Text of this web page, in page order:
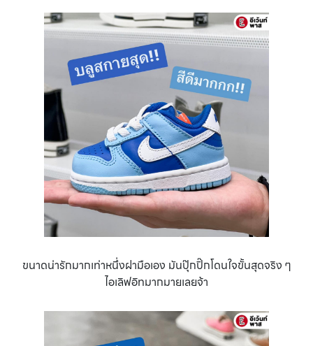
ขนาดน่ารักมากเท่าหนึ่งฝามือเอง มันปุ๊กปิ๊กโดนใจขั้นสุดจริง ๆ
ไอเลิฟอิทมากมายเลยจ้า